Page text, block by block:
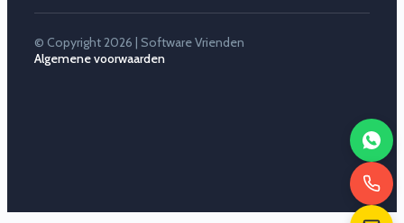
© Copyright 2026 | Software Vrienden
Algemene voorwaarden